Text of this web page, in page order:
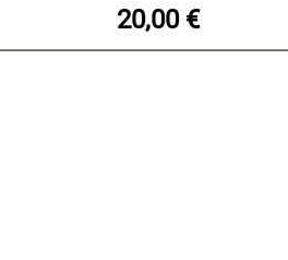
20,00 €